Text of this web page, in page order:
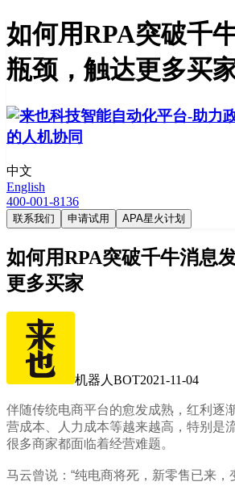
如何用RPA突破千
瓶颈，触达更多买
中文
English
400-001-8136
联系我们 申请试用 APA星火计划
如何用RPA突破千牛消息
更多买家
机器人BOT2021-11-04
伴随传统电商平台的愈发成熟，红利逐
营成本、人力成本等越来越高，特别是
很多商家都面临着经营难题。
马云曾说：“纯电商将死，新零售已来，